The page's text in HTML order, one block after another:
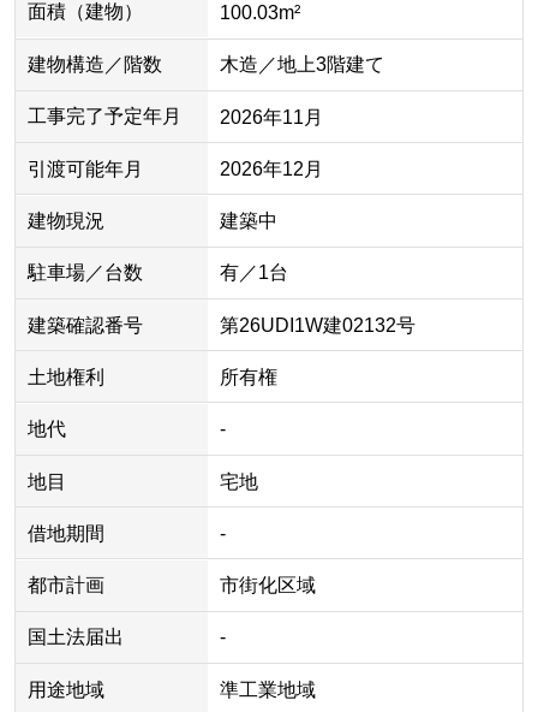
面積（建物） 100.03m²
建物構造／階数 木造／地上3階建て
工事完了予定年月 2026年11月
引渡可能年月 2026年12月
建物現況 建築中
駐車場／台数 有／1台
建築確認番号 第26UDI1W建02132号
土地権利 所有権
地代 -
地目 宅地
借地期間 -
都市計画 市街化区域
国土法届出 -
用途地域 準工業地域